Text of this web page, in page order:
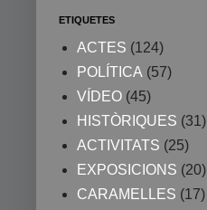
ETIQUETES
ACTES (124)
POLÍTICA (57)
VÍDEO (45)
HISTÒRIQUES (31)
ACTIVITATS (25)
EXPOSICIONS (20)
CARAMELLES (17)